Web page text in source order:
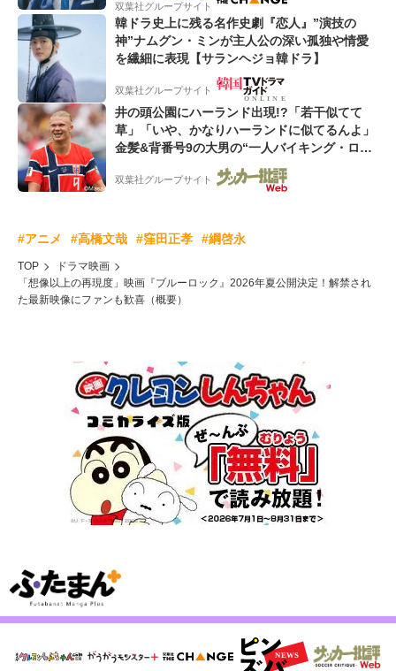
双葉社グループサイト
韓ドラ史上に残る名作史劇『恋人』”演技の
神”ナムグン・ミンが主人公の深い孤独や情愛
を繊細に表現【サランヘジョ韓ドラ】
双葉社グループサイト
井の頭公園にハーランド出現!?「若干似てて
草」「いや、かなりハーランドに似てるんよ」
金髪&背番号9の大男の“一人バイキング・ロ
ー”映像が話題!「元気をもらった」
双葉社グループサイト
#アニメ #高橋文哉 #窪田正孝 #綱啓永
TOP
ドラマ映画
「想像以上の再現度」映画『ブルーロック』2026年夏公開決定！解禁され
た最新映像にファンも歓喜（概要）